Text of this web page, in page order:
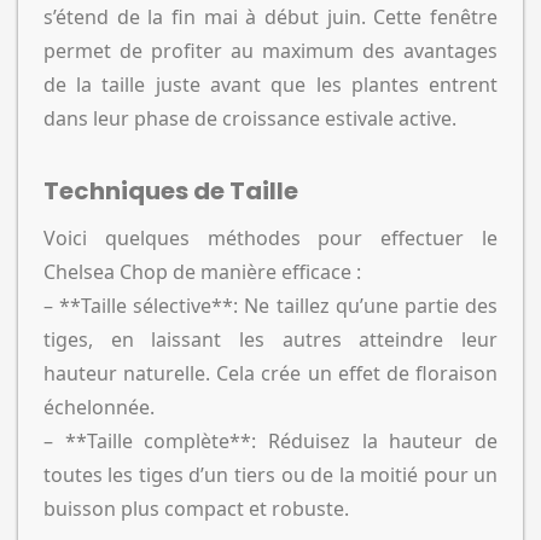
s’étend de la fin mai à début juin. Cette fenêtre
permet de profiter au maximum des avantages
de la taille juste avant que les plantes entrent
dans leur phase de croissance estivale active.
Techniques de Taille
Voici quelques méthodes pour effectuer le
Chelsea Chop de manière efficace :
– **Taille sélective**: Ne taillez qu’une partie des
tiges, en laissant les autres atteindre leur
hauteur naturelle. Cela crée un effet de floraison
échelonnée.
– **Taille complète**: Réduisez la hauteur de
toutes les tiges d’un tiers ou de la moitié pour un
buisson plus compact et robuste.